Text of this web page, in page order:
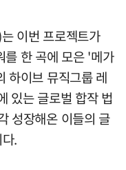
이번 프로젝트가
를 한 곡에 모은 '메가
하이브 뮤직그룹 레
있는 글로벌 합작 법
성장해온 이들의 글
.